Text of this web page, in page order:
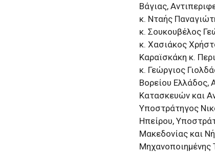
Βάγιας,
κ. Νταής
κ. Σουκουβέλος
κ. Χασιάκος
Καραϊσκάκη κ.
κ. Γεώργιος
Βορείου Ελλάδος,
Κατασκευών και
Υποστράτηγος
Ηπείρου,
Μακεδονίας και
Μηχανοποιημένης